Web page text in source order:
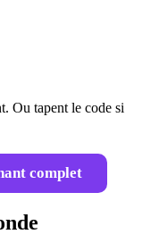
Ou tapent le code si
complet